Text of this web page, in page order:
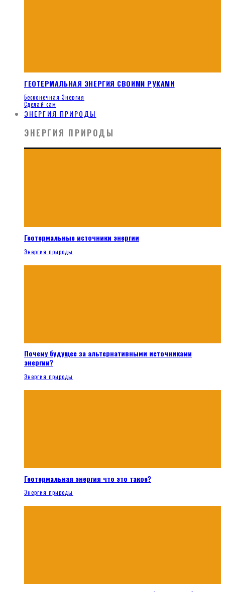
ГЕОТЕРМАЛЬНАЯ ЭНЕРГИЯ СВОИМИ РУКАМИ
Бесконечная Энергия
Сделай сам
ЭНЕРГИЯ ПРИРОДЫ
ЭНЕРГИЯ ПРИРОДЫ
Геотермальные источники энергии
Энергия природы
Почему будущее за альтернативными источниками
энергии?
Энергия природы
Геотермальная энергия что это такое?
Энергия природы